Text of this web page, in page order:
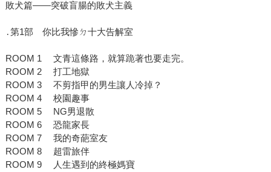
敗犬篇——突破盲腸的敗犬主義
․第1部 你比我慘ㄉ十大告解室
ROOM 1 文青這條路，就算跪著也要走完。
ROOM 2 打工地獄
ROOM 3 不剪指甲的男生讓人冷掉？
ROOM 4 校園趣事
ROOM 5 NG男退散
ROOM 6 恐龍家長
ROOM 7 我的奇葩室友
ROOM 8 超雷旅伴
ROOM 9 人生遇到的終極媽寶